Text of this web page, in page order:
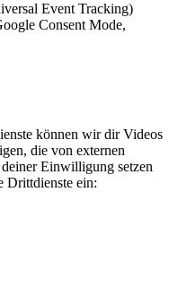
Event Tracking)
Consent Mode,
können wir dir Videos
die von externen
Einwilligung setzen
Drittdienste ein: